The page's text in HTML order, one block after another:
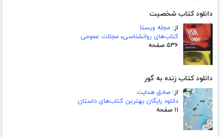
دانلود کتاب شخصیت
از: مجله ویستا
کتاب‌های روانشناسی، مجلات عمومی
۵۳۶ صفحه
دانلود کتاب زنده به گور
از: صادق هدایت
دانلود رایگان بهترین کتاب‌های داستان
۱۱ صفحه